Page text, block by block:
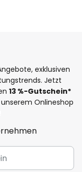
exklusiven
Jetzt
13 %-Gutschein*
Onlineshop